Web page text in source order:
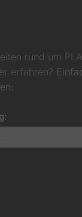
rund um
erfahren?